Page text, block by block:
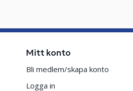
Mitt konto
Bli medlem/skapa konto
Logga in